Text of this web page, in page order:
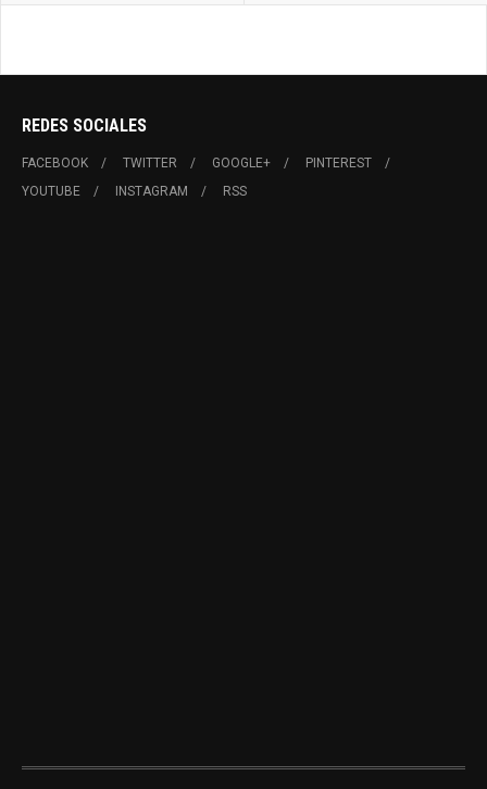
REDES SOCIALES
FACEBOOK TWITTER GOOGLE+
PINTEREST
YOUTUBE
INSTAGRAM RSS